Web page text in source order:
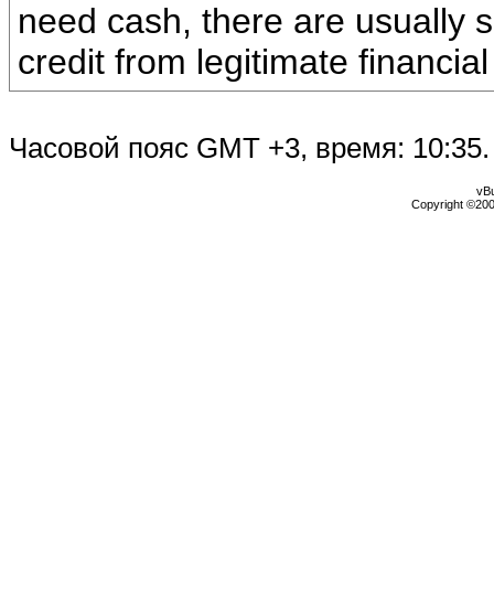
need cash, there are usually
credit from legitimate
Часовой пояс GMT +3, время: 10:35.
Copyright